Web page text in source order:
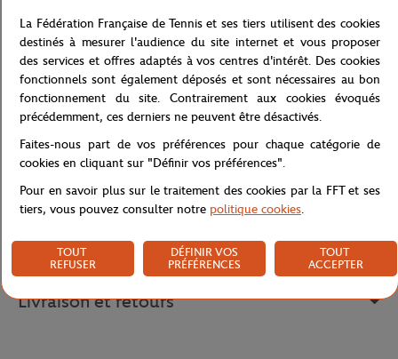
Ce débardeur en jersey de coton fait partie de la capsule message
"J'peux pas je suis à Roland. Son message humoristique imprimé en
coloris rose " J'peux pas je suis à Roland" rappellera à toutes les
jeunes fans de tennis leurs plus beaux souvenirs passés dans le
stade mythique Roland-Garros. Ce débardeur est aussi décliné
pour les plus grandes.
Référence :RTSG0617-BLR
Caractéristiques
Livraison et retours
La Fédération Française de Tennis et ses tiers utilisent des cookies
destinés à mesurer l'audience du site internet et vous proposer
des services et offres adaptés à vos centres d'intérêt. Des cookies
fonctionnels sont également déposés et sont nécessaires au bon
fonctionnement du site. Contrairement aux cookies évoqués
précédemment, ces derniers ne peuvent être désactivés.
Faites-nous part de vos préférences pour chaque catégorie de
cookies en cliquant sur "Définir vos préférences".
Pour en savoir plus sur le traitement des cookies par la FFT et ses
tiers, vous pouvez consulter notre politique cookies.
TOUT
REFUSER
DÉFINIR VOS
PRÉFÉRENCES
TOUT
ACCEPTER